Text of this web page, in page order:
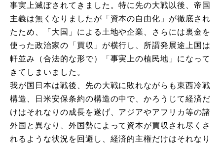
事実上滅ぼされてきました。特に先の大戦以後、帝国
主義は無くなりましたが「資本の自由化」が徹底され
たため、「大国」による土地や企業、さらには裏金を
使った政治家の「買収」が横行し、所謂発展途上国は
軒並み（合法的な形で）「事実上の植民地」になって
きてしまいました。
我が国日本は戦後、先の大戦に敗れながらも東西冷戦
構造、日米安保条約の構造の中で、かろうじて経済だ
けはそれなりの成長を遂げ、アジアやアフリカ等の諸
外国と異なり、外国勢によって資本が買収され尽くさ
れるような状況を回避し、経済的主権だけはそれなり